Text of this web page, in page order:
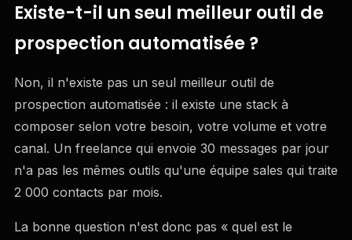
Existe-t-il un seul meilleur outil de
prospection automatisée ?
Non, il n'existe pas un seul meilleur outil de
prospection automatisée : il existe une stack à
composer selon votre besoin, votre volume et votre
canal. Un freelance qui envoie 30 messages par jour
n'a pas les mêmes outils qu'une équipe sales qui traite
2 000 contacts par mois.
La bonne question n'est donc pas « quel est le